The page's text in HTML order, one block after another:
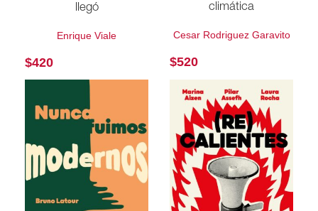
llegó
Enrique Viale
$420
climática
Cesar Rodriguez Garavito
$520